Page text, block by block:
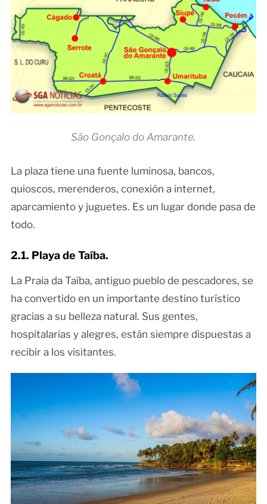
São Gonçalo do Amarante.
La plaza tiene una fuente luminosa, bancos,
quioscos, merenderos, conexión a internet,
aparcamiento y juguetes. Es un lugar donde pasa de
todo.
2.1. Playa de Taíba.
La Praia da Taíba, antiguo pueblo de pescadores, se
ha convertido en un importante destino turístico
gracias a su belleza natural. Sus gentes,
hospitalarias y alegres, están siempre dispuestas a
recibir a los visitantes.